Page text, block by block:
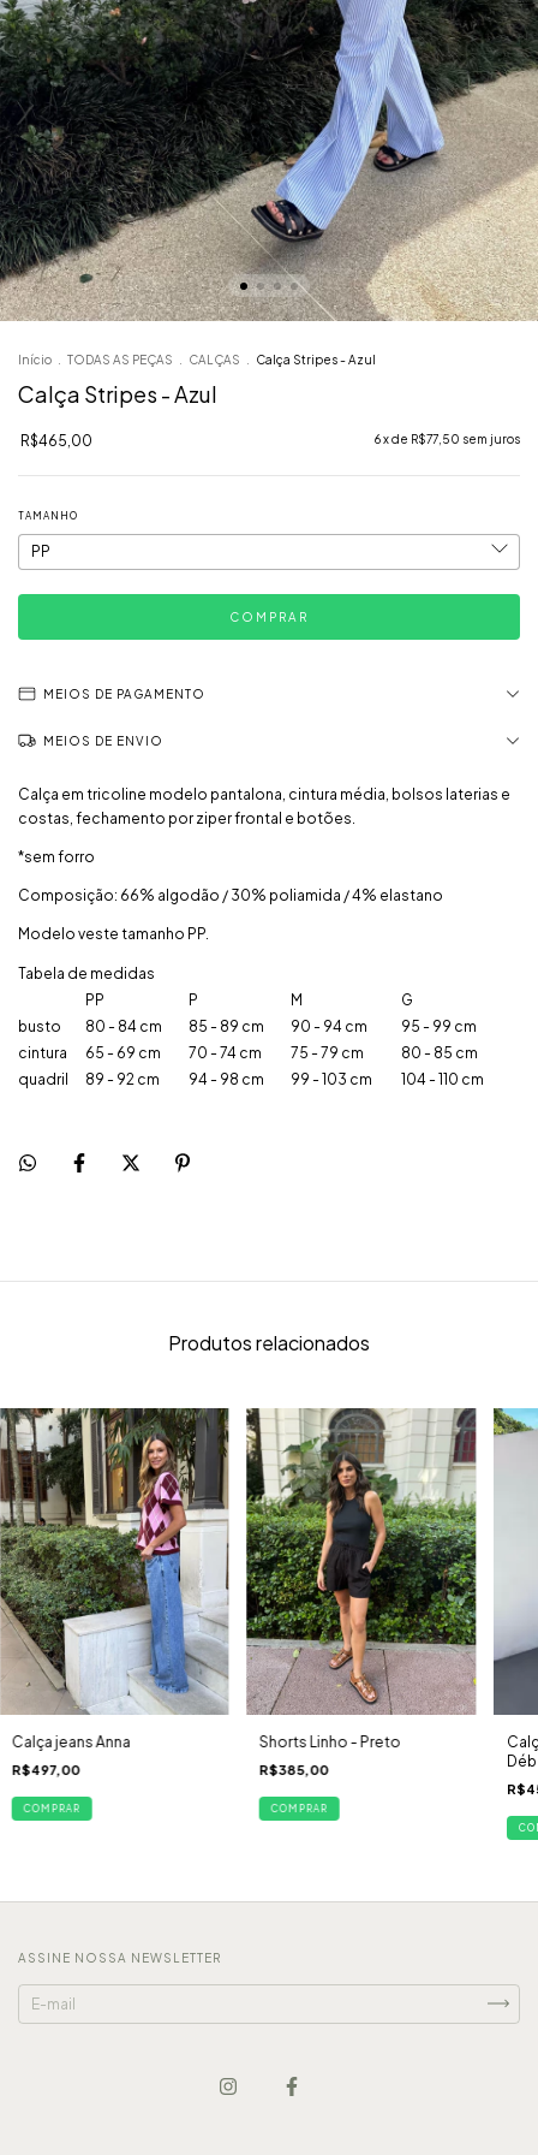
Início TODAS AS PEÇAS CALÇAS Calça Stripes - Azul
Calça Stripes - Azul
R$465,00 6x de R$77,50 sem juros
TAMANHO
MEIOS DE PAGAMENTO
MEIOS DE ENVIO
Calça em tricoline modelo pantalona, cintura média, bolsos laterias e
costas, fechamento por ziper frontal e botões.
*sem forro
Composição: 66% algodão / 30% poliamida / 4% elastano
Modelo veste tamanho PP.
Tabela de medidas
PP
P M
G
busto
80 - 84 cm 85 - 89 cm 90 - 94 cm
95 - 99 cm
cintura
65 - 69 cm 70 - 74 cm 75 - 79 cm
80 - 85 cm
quadril
89 - 92 cm 94 - 98 cm 99 - 103 cm 104 - 110 cm
Produtos relacionados
Calça jeans Anna
R$497,00
COMPRAR
Shorts Linho - Preto
R$385,00
COMPRAR
ASSINE NOSSA NEWSLETTER